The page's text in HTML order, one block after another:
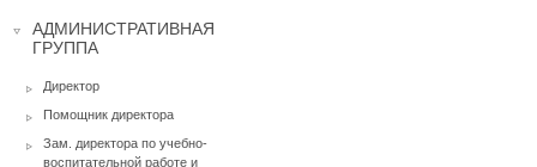
АДМИНИСТРАТИВНАЯ
ГРУППА
Директор
Помощник директора
Зам. директора по учебно-
воспитательной работе и